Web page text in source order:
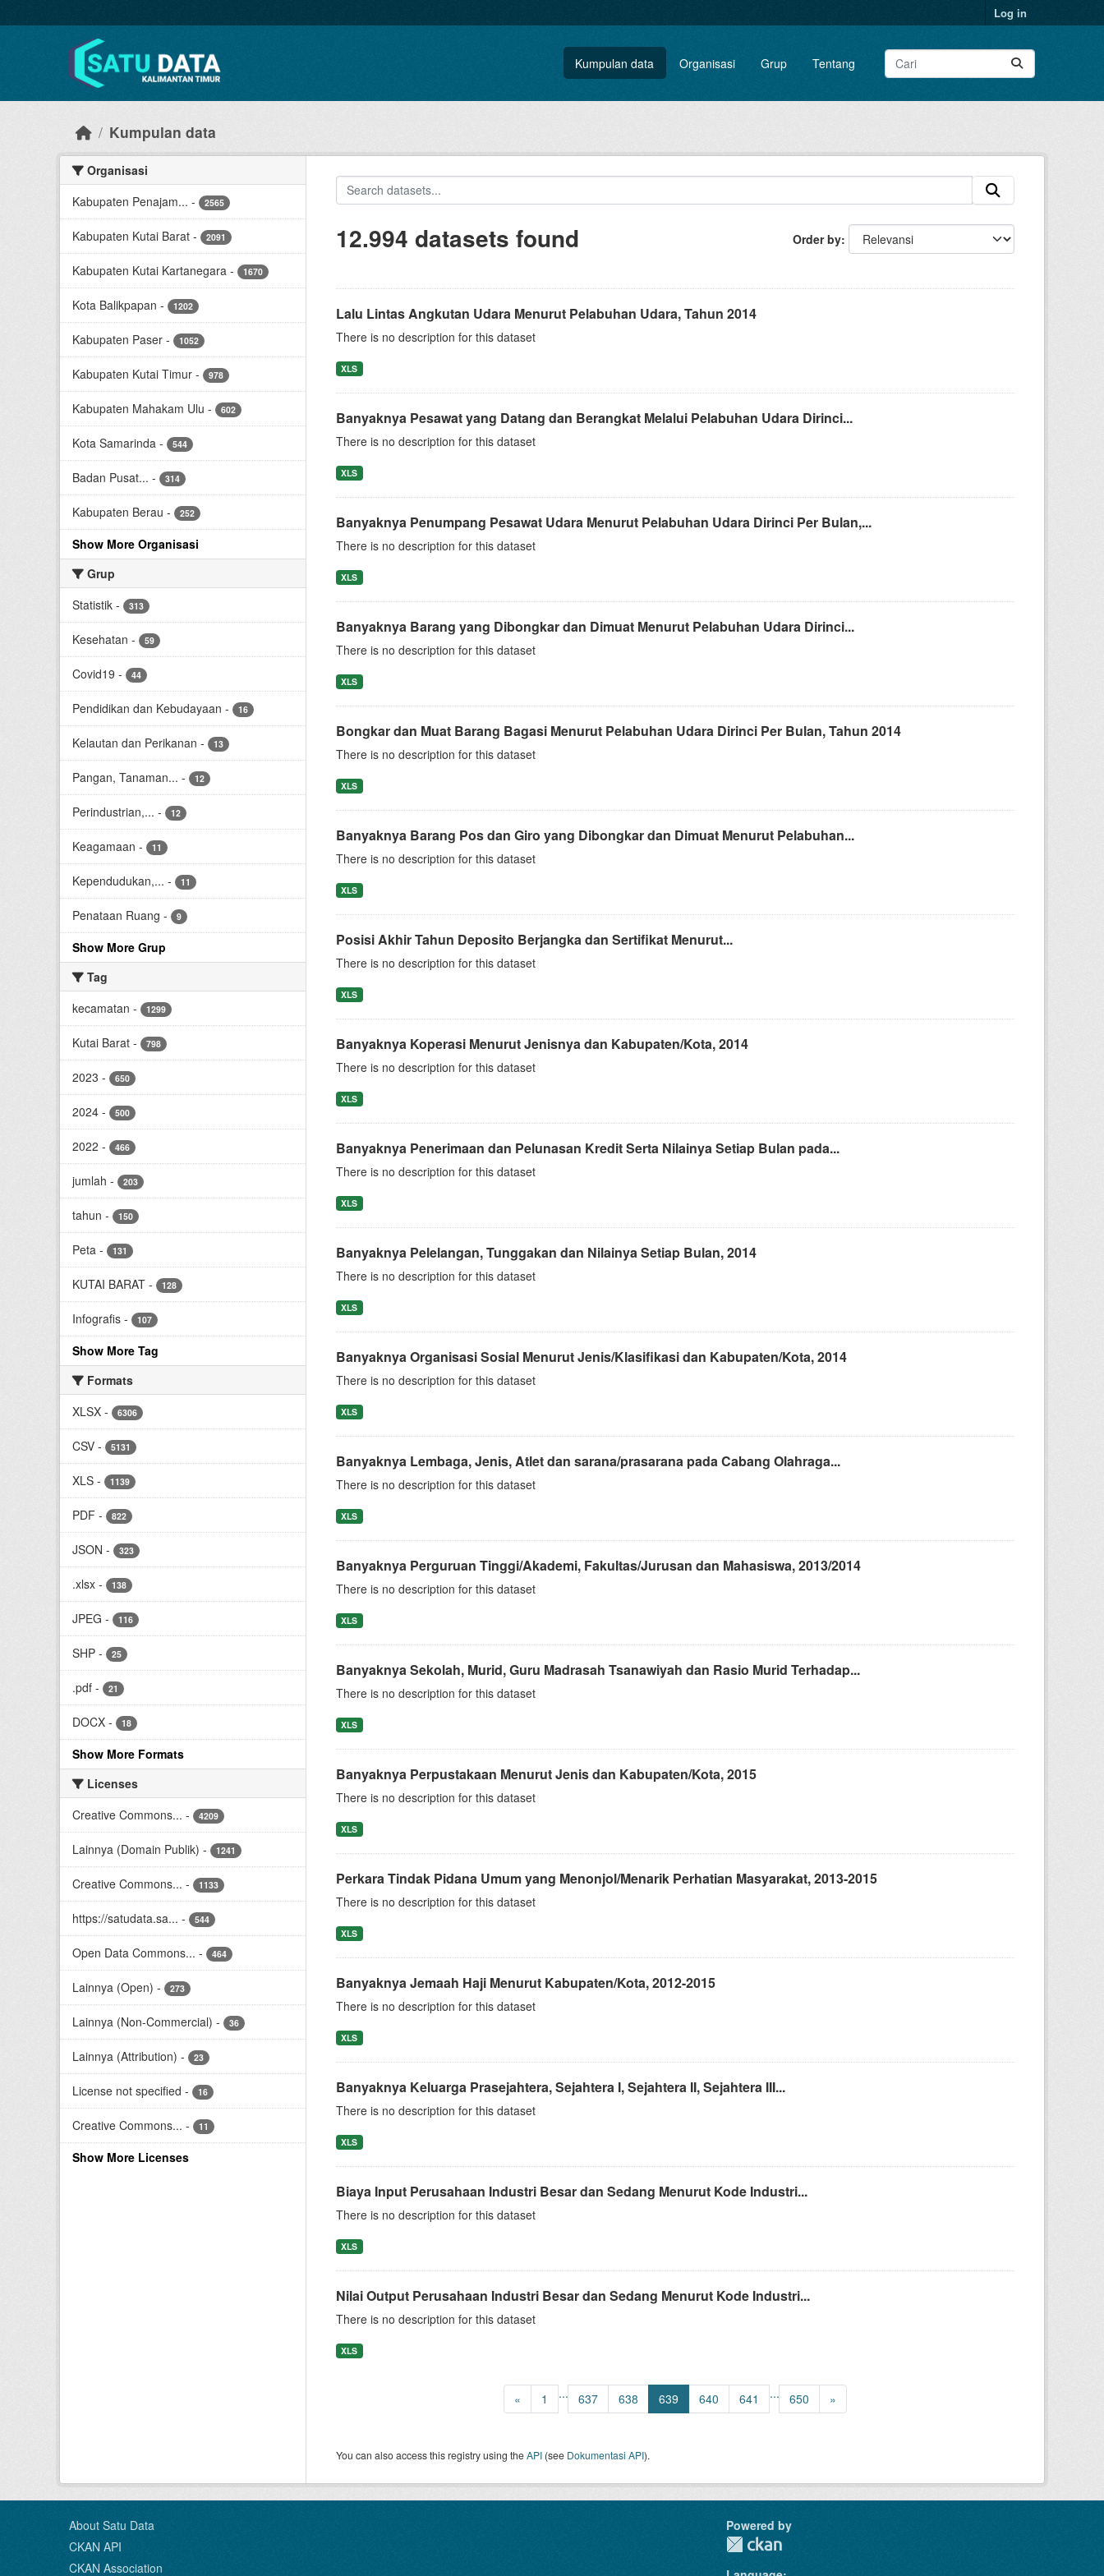
Log in
Kumpulan data Organisasi Grup Tentang
Kumpulan data
Organisasi
Kabupaten Penajam... - 2565
Kabupaten Kutai Barat - 2091
Kabupaten Kutai Kartanegara - 1670
Kota Balikpapan - 1202
Kabupaten Paser - 1052
Kabupaten Kutai Timur - 978
Kabupaten Mahakam Ulu - 602
Kota Samarinda - 544
Badan Pusat... - 314
Kabupaten Berau - 252
Show More Organisasi
Grup
Statistik - 313
Kesehatan - 59
Covid19 - 44
Pendidikan dan Kebudayaan - 16
Kelautan dan Perikanan - 13
Pangan, Tanaman... - 12
Perindustrian,... - 12
Keagamaan - 11
Kependudukan,... - 11
Penataan Ruang - 9
Show More Grup
Tag
kecamatan - 1299
Kutai Barat - 798
2023 - 650
2024 - 500
2022 - 466
jumlah - 203
tahun - 150
Peta - 131
KUTAI BARAT - 128
Infografis - 107
Show More Tag
Formats
XLSX - 6306
CSV - 5131
XLS - 1139
PDF - 822
JSON - 323
.xlsx - 138
JPEG - 116
SHP - 25
.pdf - 21
DOCX - 18
Show More Formats
Licenses
Creative Commons... - 4209
Lainnya (Domain Publik) - 1241
Creative Commons... - 1133
https://satudata.sa... - 544
Open Data Commons... - 464
Lainnya (Open) - 273
Lainnya (Non-Commercial) - 36
Lainnya (Attribution) - 23
License not specified - 16
Creative Commons... - 11
Show More Licenses
Order by
12.994 datasets found
Lalu Lintas Angkutan Udara Menurut Pelabuhan Udara, Tahun 2014
There is no description for this dataset
XLS
Banyaknya Pesawat yang Datang dan Berangkat Melalui Pelabuhan Udara Dirinci...
There is no description for this dataset
XLS
Banyaknya Penumpang Pesawat Udara Menurut Pelabuhan Udara Dirinci Per Bulan,...
There is no description for this dataset
XLS
Banyaknya Barang yang Dibongkar dan Dimuat Menurut Pelabuhan Udara Dirinci...
There is no description for this dataset
XLS
Bongkar dan Muat Barang Bagasi Menurut Pelabuhan Udara Dirinci Per Bulan, Tahun 2014
There is no description for this dataset
XLS
Banyaknya Barang Pos dan Giro yang Dibongkar dan Dimuat Menurut Pelabuhan...
There is no description for this dataset
XLS
Posisi Akhir Tahun Deposito Berjangka dan Sertifikat Menurut...
There is no description for this dataset
XLS
Banyaknya Koperasi Menurut Jenisnya dan Kabupaten/Kota, 2014
There is no description for this dataset
XLS
Banyaknya Penerimaan dan Pelunasan Kredit Serta Nilainya Setiap Bulan pada...
There is no description for this dataset
XLS
Banyaknya Pelelangan, Tunggakan dan Nilainya Setiap Bulan, 2014
There is no description for this dataset
XLS
Banyaknya Organisasi Sosial Menurut Jenis/Klasifikasi dan Kabupaten/Kota, 2014
There is no description for this dataset
XLS
Banyaknya Lembaga, Jenis, Atlet dan sarana/prasarana pada Cabang Olahraga...
There is no description for this dataset
XLS
Banyaknya Perguruan Tinggi/Akademi, Fakultas/Jurusan dan Mahasiswa, 2013/2014
There is no description for this dataset
XLS
Banyaknya Sekolah, Murid, Guru Madrasah Tsanawiyah dan Rasio Murid Terhadap...
There is no description for this dataset
XLS
Banyaknya Perpustakaan Menurut Jenis dan Kabupaten/Kota, 2015
There is no description for this dataset
XLS
Perkara Tindak Pidana Umum yang Menonjol/Menarik Perhatian Masyarakat, 2013-2015
There is no description for this dataset
XLS
Banyaknya Jemaah Haji Menurut Kabupaten/Kota, 2012-2015
There is no description for this dataset
XLS
Banyaknya Keluarga Prasejahtera, Sejahtera I, Sejahtera II, Sejahtera III...
There is no description for this dataset
XLS
Biaya Input Perusahaan Industri Besar dan Sedang Menurut Kode Industri...
There is no description for this dataset
XLS
Nilai Output Perusahaan Industri Besar dan Sedang Menurut Kode Industri...
There is no description for this dataset
XLS
« 1 ... 637 638 639 640 641 ... 650 »
You can also access this registry using theAPI(see Dokumentasi API).
About Satu Data
CKAN API
CKAN Association
Powered by